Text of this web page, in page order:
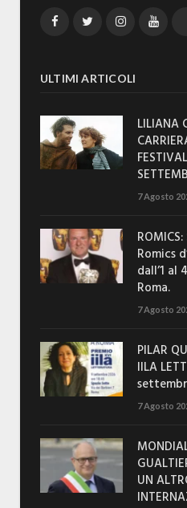
FacebookTwitterInstagram
ULTIMI ARTICOLI
LILIANA
7 Agosto
Romics
dall’1 al
Roma.
7 Agosto
PILAR
IILA
7 Agosto
UN